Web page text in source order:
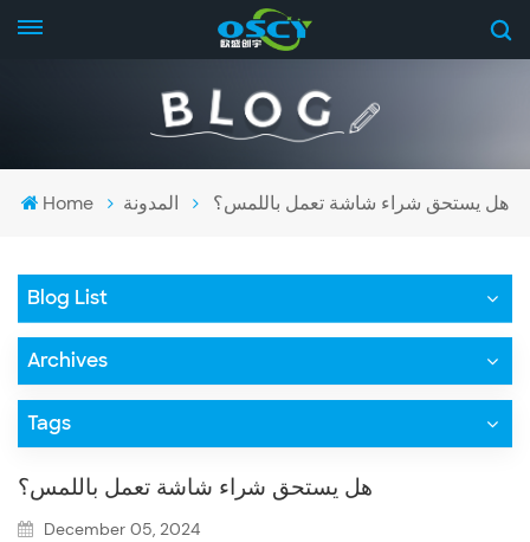
Home المدونة هل يستحق شراء شاشة تعمل باللمس؟
Blog List
Archives
Tags
هل يستحق شراء شاشة تعمل باللمس؟
December 05, 2024